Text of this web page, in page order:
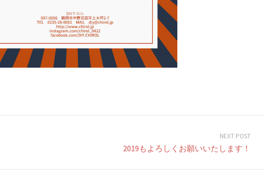
NEXT POST
2019もよろしくお願いいたします！